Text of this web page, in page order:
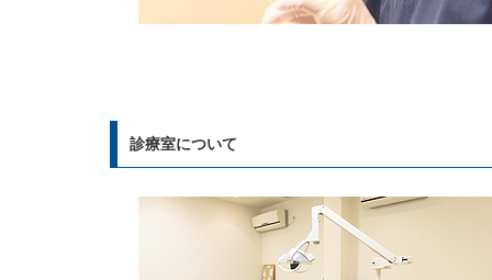
診療室について